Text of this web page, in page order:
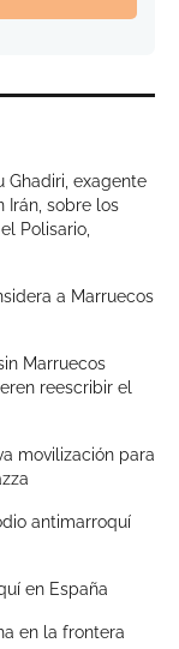
Ghadiri, exagente
Irán, sobre los
Polisario,
a Marruecos
Marruecos
reescribir el
movilización para
antimarroquí
en España
en la frontera